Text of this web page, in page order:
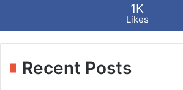
1K
Likes
Recent Posts